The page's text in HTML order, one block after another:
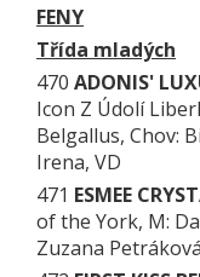
FENY
Třída mladých
470 ADONIS'
Icon Z Údolí
Belgallus, Chov:
Irena, VD
471 ESMEE
of the York, M:
Zuzana